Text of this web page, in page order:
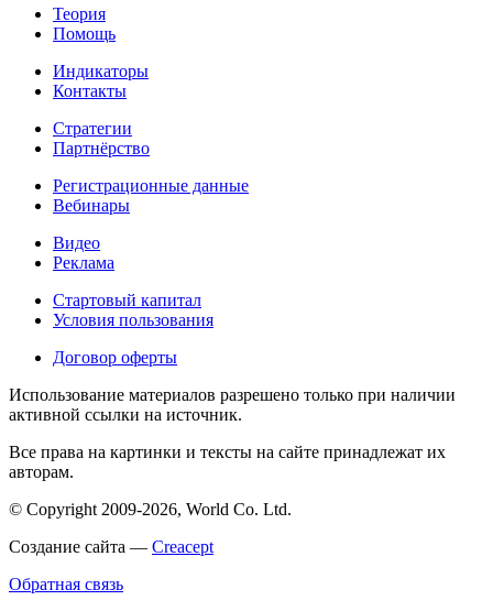
Теория
Помощь
Индикаторы
Контакты
Стратегии
Партнёрство
Регистрационные данные
Вебинары
Видео
Реклама
Стартовый капитал
Условия пользования
Договор оферты
Использование материалов разрешено только при наличии
активной ссылки на источник.
Все права на картинки и тексты на сайте принадлежат их
авторам.
© Copyright 2009-2026, World Co. Ltd.
Создание сайта — Creacept
Обратная связь